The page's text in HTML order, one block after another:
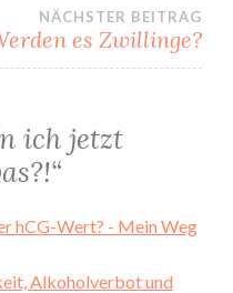
NÄCHSTER BEITRAG
es Zwillinge?
ich jetzt
“
hCG-Wert? - Mein Weg
Alkoholverbot und